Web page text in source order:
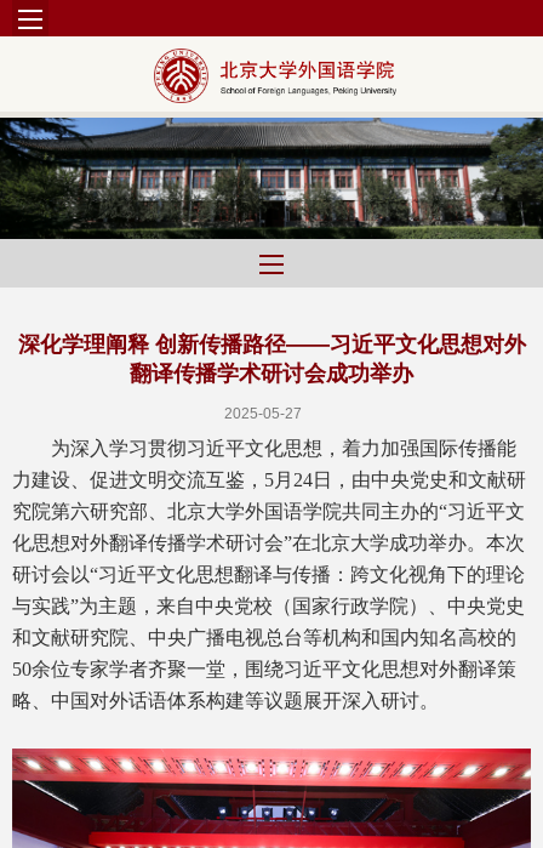
深化学理阐释 创新传播路径——习近平文化思想对外
翻译传播学术研讨会成功举办
2025-05-27
为深入学习贯彻习近平文化思想，着力加强国际传播能
力建设、促进文明交流互鉴，5月24日，由中央党史和文献研
究院第六研究部、北京大学外国语学院共同主办的“习近平文
化思想对外翻译传播学术研讨会”在北京大学成功举办。本次
研讨会以“习近平文化思想翻译与传播：跨文化视角下的理论
与实践”为主题，来自中央党校（国家行政学院）、中央党史
和文献研究院、中央广播电视总台等机构和国内知名高校的
50余位专家学者齐聚一堂，围绕习近平文化思想对外翻译策
略、中国对外话语体系构建等议题展开深入研讨。